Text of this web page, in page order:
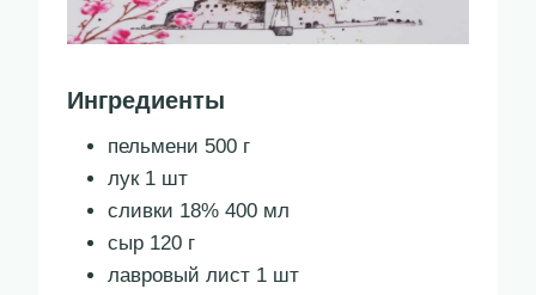
Ингредиенты
пельмени 500 г
лук 1 шт
сливки 18% 400 мл
сыр 120 г
лавровый лист 1 шт